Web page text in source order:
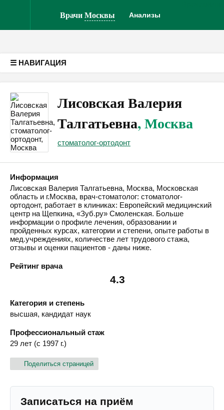
ВрачиМосквы Анализы
☰ НАВИГАЦИЯ
Лисовская Валерия
Талгатьевна, Москва
стоматолог-ортодонт
Информация
Лисовская Валерия Талгатьевна, Москва, Московская
область и г.Москва, врач-стоматолог: стоматолог-
ортодонт, работает в клиниках: Европейский медицинский
центр на Щепкина, «Зуб.ру» Смоленская. Больше
информации о профиле лечения, образовании и
пройденных курсах, категории и степени, опыте работы в
мед.учреждениях, количестве лет трудового стажа,
отзывы и оценки пациентов - даны ниже.
Рейтинг врача
4.3
Категория и степень
высшая, кандидат наук
Профессиональный стаж
29 лет (с 1997 г.)
Поделиться страницей
Записаться на приём